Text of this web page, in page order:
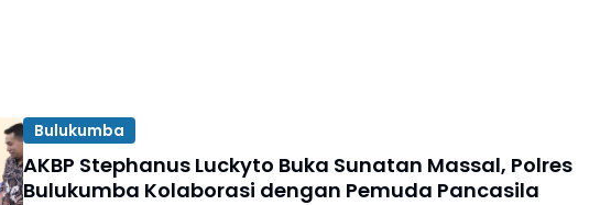
Bulukumba
AKBP Stephanus Luckyto Buka Sunatan Massal, Polres
Bulukumba Kolaborasi dengan Pemuda Pancasila